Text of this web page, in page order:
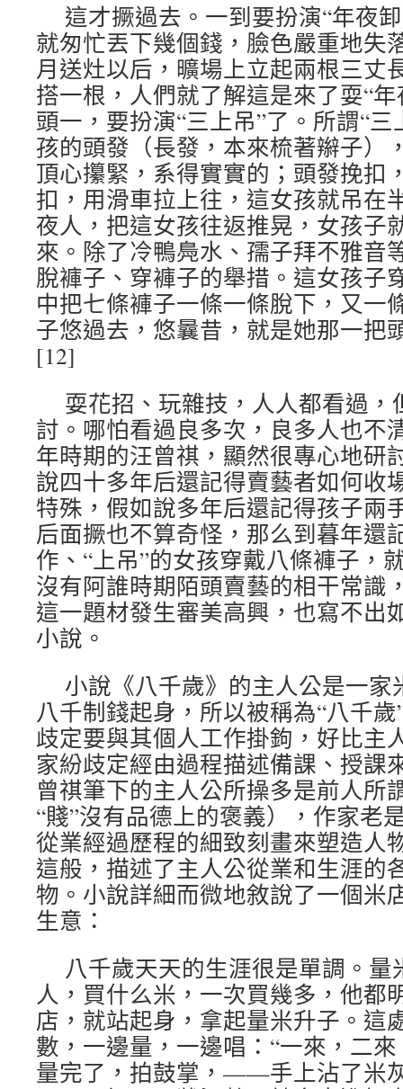
這才撅過去。一到要扮演“年夜
就匆忙丟下幾個錢，臉色嚴重地失
月送灶以后，曠場上立起兩根三丈
搭一根，人們就了解這是來了耍“
頭一，要扮演“三上吊”了。所謂“
孩的頭發（長發，本來梳著辮子）
頂心攥緊，系得實實的；頭發挽扣
扣，用滑車拉上往，這女孩就吊在
夜人，把這女孩往返推晃，女孩子
來。除了冷鴨鳧水、孺子拜不雅音
脫褲子、穿褲子的舉措。這女孩子
中把七條褲子一條一條脫下，又一
子悠過去，悠曩昔，就是她那一
[12]
耍花招、玩雜技，人人都看過，
討。哪怕看過良多次，良多人也不
年時期的汪曾祺，顯然很專心地研
說四十多年后還記得賣藝者如何收
特殊，假如說多年后還記得孩子兩
后面撅也不算奇怪，那么到暮年還
作、“上吊”的女孩穿戴八條褲子，
沒有阿誰時期陌頭賣藝的相干常識
這一題材發生審美高興，也寫不出
小說。
小說《八千歲》的主人公是一
八千制錢起身，所以被稱為“八千
歧定要與其個人工作掛鉤，好比主
家紛歧定經由過程描述備課、授課
曾祺筆下的主人公所操多是前人所
“賤”沒有品德上的褒義），作家老
從業經過歷程的細致刻畫來塑造人
這般，描述了主人公從業和生涯的
物。小說詳細而微地敘說了一個米
生意：
八千歲天天的生涯很是單調。量
人，買什么米，一次買幾多，他都
店，就站起身，拿起量米升子。這
數，一邊量，一邊唱：“一來，二
量完了，拍鼓掌，——手上沾了米